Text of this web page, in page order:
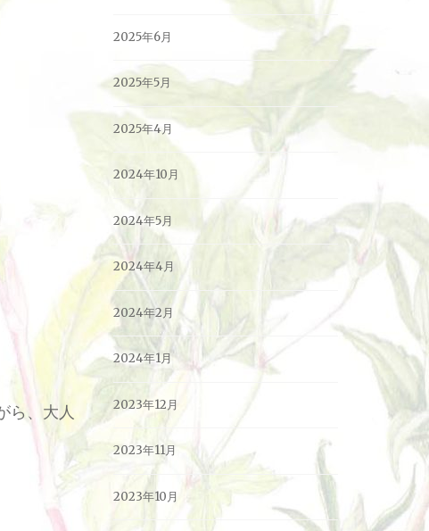
ら、大人
2025年6月
2025年5月
2025年4月
2024年10月
2024年5月
2024年4月
2024年2月
2024年1月
2023年12月
2023年11月
2023年10月